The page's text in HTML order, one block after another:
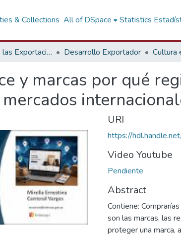
& Collections All of DSpace Statistics
Promoción de las Exportaciones Desarrollo Exportador Cultura
y marcas por qué
URI
https://
Video Youtube
Pendiente
Abstract
Contiene:
son las marcas, las
proteger una marca,